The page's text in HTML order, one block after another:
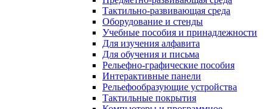
Тактильно-развивающая среда
Оборудование и стенды
Учебные пособия и принадлежности
Для изучения алфавита
Для обучения и письма
Рельефно-графические пособия
Интерактивные панели
Рельефообразующие устройства
Тактильные покрытия